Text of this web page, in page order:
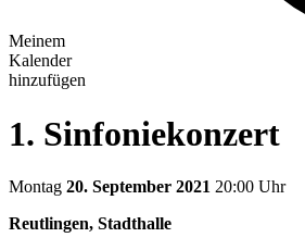
Meinem
Kalender
hinzufügen
1. Sinfoniekonzert
Montag 20. September 2021 20:00 Uhr
Reutlingen, Stadthalle